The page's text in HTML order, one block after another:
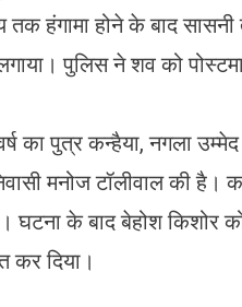
हंगामा होने के बाद
पुलिस ने शव को
का पुत्र कन्हैया, नगला
मनोज टॉलीवाल की है।
घटना के बाद बेहोश
कर दिया।